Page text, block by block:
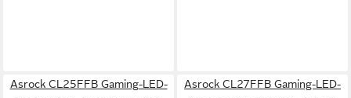
Asrock CL25FFB Gaming-LED-
Asrock CL27FFB Gaming-LED-